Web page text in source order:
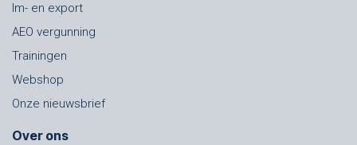
Im- en export
AEO vergunning
Trainingen
Webshop
Onze nieuwsbrief
Over ons